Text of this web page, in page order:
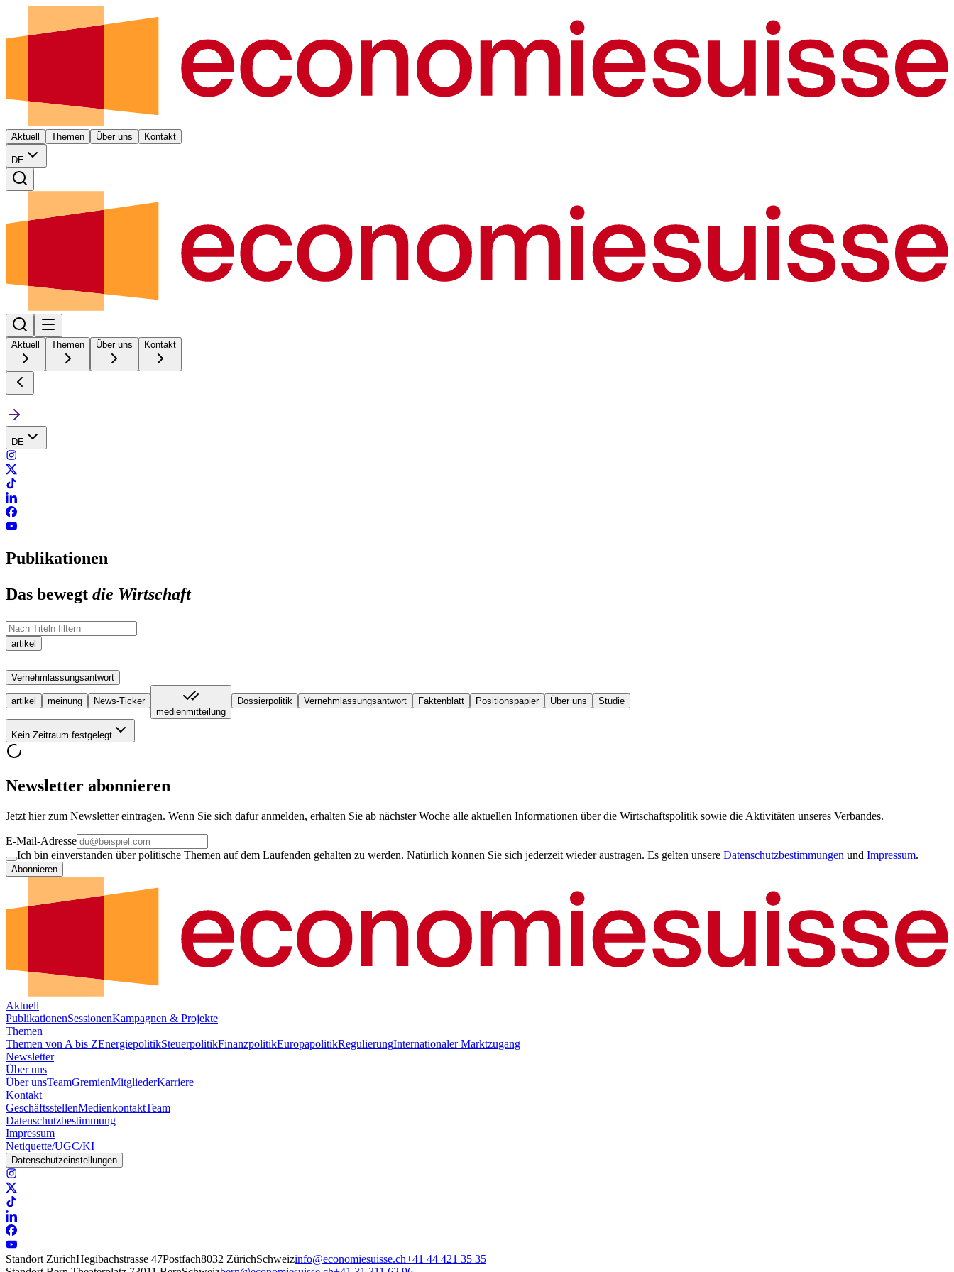
Aktuell Themen Über uns Kontakt
DE
Aktuell Themen Über uns Kontakt
DE
Publikationen
Das bewegt die Wirtschaft
artikel
Vernehmlassungsantwort
artikel meinung
News-Ticker
medienmitteilung
Dossierpolitik Vernehmlassungsantwort Faktenblatt Positionspapier Über uns Studie
Kein Zeitraum festgelegt
Newsletter abonnieren
Jetzt hier zum Newsletter eintragen. Wenn Sie sich dafür anmelden, erhalten Sie ab nächster Woche alle aktuellen Informationen über die Wirtschaftspolitik sowie die Aktivitäten unseres Verbandes.
E-Mail-Adresse
Ich bin einverstanden über politische Themen auf dem Laufenden gehalten zu werden. Natürlich können Sie sich jederzeit wieder austragen. Es gelten unsere Datenschutzbestimmungen und Impressum.
Abonnieren
Aktuell
PublikationenSessionenKampagnen & Projekte
Themen
Themen von A bis ZEnergiepolitikSteuerpolitikFinanzpolitikEuropapolitikRegulierungInternationaler Marktzugang
Newsletter
Über uns
Über unsTeamGremienMitgliederKarriere
Kontakt
GeschäftsstellenMedienkontaktTeam
Datenschutzbestimmung
Impressum
Netiquette/UGC/KI
Datenschutzeinstellungen
Standort ZürichHegibachstrasse 47Postfach8032 ZürichSchweizinfo@economiesuisse.ch+41 44 421 35 35